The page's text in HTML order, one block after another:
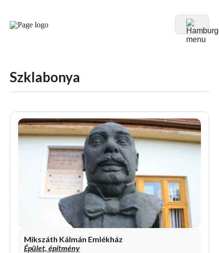
Szklabonya
Mikszáth Kálmán Emlékház
Épület, építmény